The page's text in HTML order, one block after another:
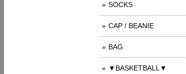
SOCKS
CAP / BEANIE
BAG
▼BASKETBALL▼